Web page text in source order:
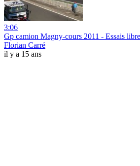
3:06
Gp camion Magny-cours 2011 - Essais
Florian Carré
il y a 15 ans